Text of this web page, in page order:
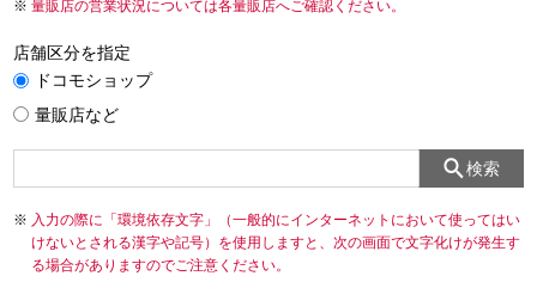
量販店の営業状況については各量販店へご確認ください。
店舗区分を指定
ドコモショップ
量販店など
検索
入力の際に「環境依存文字」（一般的にインターネットにおいて使ってはい
けないとされる漢字や記号）を使用しますと、次の画面で文字化けが発生す
る場合がありますのでご注意ください。